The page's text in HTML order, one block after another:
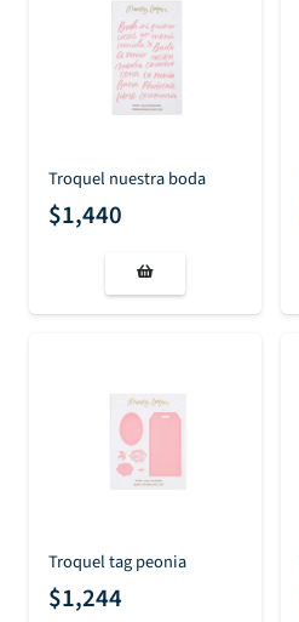
Troquel nuestra boda
$1,440
Troquel tag peonia
$1,244